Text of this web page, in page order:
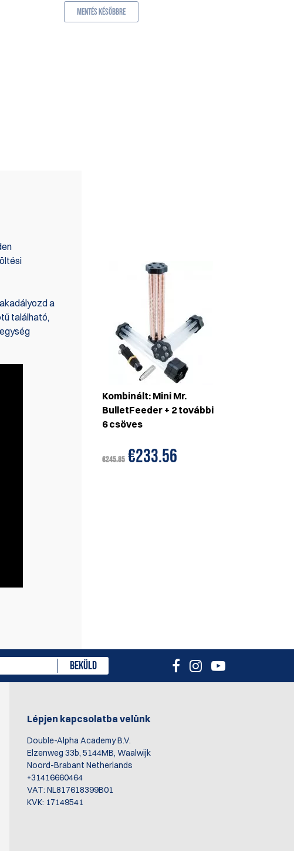
Mentés későbbre
a
található,
Kombinált: Mini Mr.
BulletFeeder + 2 további
6 csöves
€245.85 €233.56
BEKÜLD
Lépjen kapcsolatba velünk
Double-Alpha Academy B.V.
Elzenweg 33b, 5144MB, Waalwijk
Noord-Brabant Netherlands
+31416660464
VAT: NL817618399B01
KVK: 17149541